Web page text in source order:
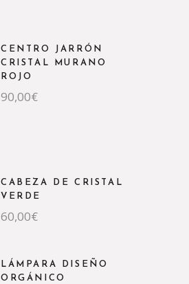
CENTRO JARRÓN
CRISTAL MURANO
ROJO
90,00€
CABEZA DE CRISTAL
VERDE
60,00€
LÁMPARA DISEÑO
ORGÁNICO